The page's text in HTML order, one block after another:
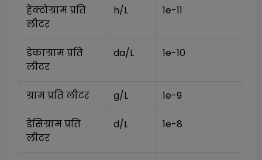
हेक्टोग्राम प्रति
लीटर
h/L 1e-11
डेकाग्राम प्रति
लीटर
da/L 1e-10
ग्राम प्रति लीटर g/L 1e-9
डेसिग्राम प्रति
लीटर
d/L 1e-8